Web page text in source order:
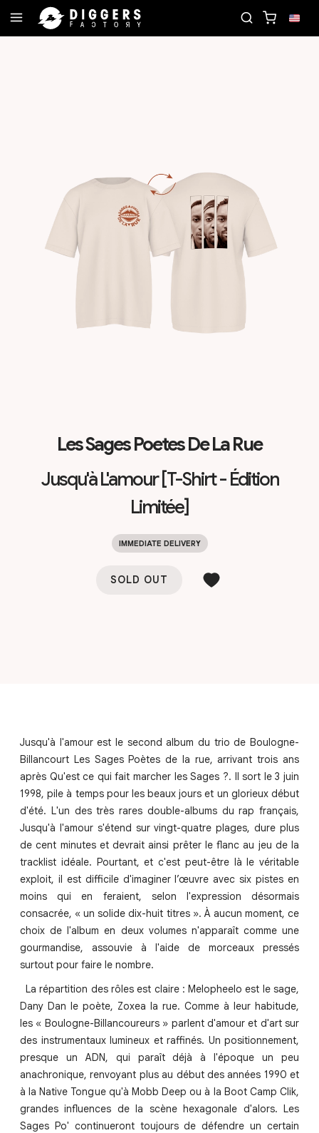
Les Sages Poetes De La Rue
Jusqu'à L'amour [T-Shirt - Édition
Limitée]
IMMEDIATE DELIVERY
SOLD OUT
Jusqu'à l'amour est le second album du trio de Boulogne-
Billancourt Les Sages Poètes de la rue, arrivant trois ans
après Qu'est ce qui fait marcher les Sages ?. Il sort le 3 juin
1998, pile à temps pour les beaux jours et un glorieux début
d'été. L'un des très rares double-albums du rap français,
Jusqu'à l'amour s'étend sur vingt-quatre plages, dure plus
de cent minutes et devrait ainsi prêter le flanc au jeu de la
tracklist idéale. Pourtant, et c'est peut-être là le véritable
exploit, il est difficile d'imaginer l’œuvre avec six pistes en
moins qui en feraient, selon l'expression désormais
consacrée, « un solide dix-huit titres ». À aucun moment, ce
choix de l'album en deux volumes n'apparaît comme une
gourmandise, assouvie à l'aide de morceaux pressés
surtout pour faire le nombre.
La répartition des rôles est claire : Melopheelo est le sage,
Dany Dan le poète, Zoxea la rue. Comme à leur habitude,
les « Boulogne-Billancoureurs » parlent d'amour et d'art sur
des instrumentaux lumineux et raffinés. Un positionnement,
presque un ADN, qui paraît déjà à l'époque un peu
anachronique, renvoyant plus au début des années 1990 et
à la Native Tongue qu'à Mobb Deep ou à la Boot Camp Clik,
grandes influences de la scène hexagonale d'alors. Les
Sages Po' continueront toujours de défendre un certain